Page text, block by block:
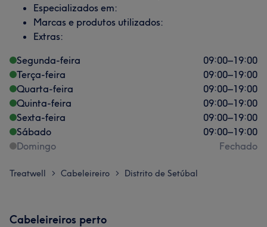
Especializados em:
Marcas e produtos utilizados:
Extras:
Segunda-feira
09:00–19:00
Terça-feira
09:00–19:00
Quarta-feira
09:00–19:00
Quinta-feira
09:00–19:00
Sexta-feira
09:00–19:00
Sábado
09:00–19:00
Domingo
Fechado
Treatwell > Cabeleireiro > Distrito de Setúbal
Cabeleireiros perto